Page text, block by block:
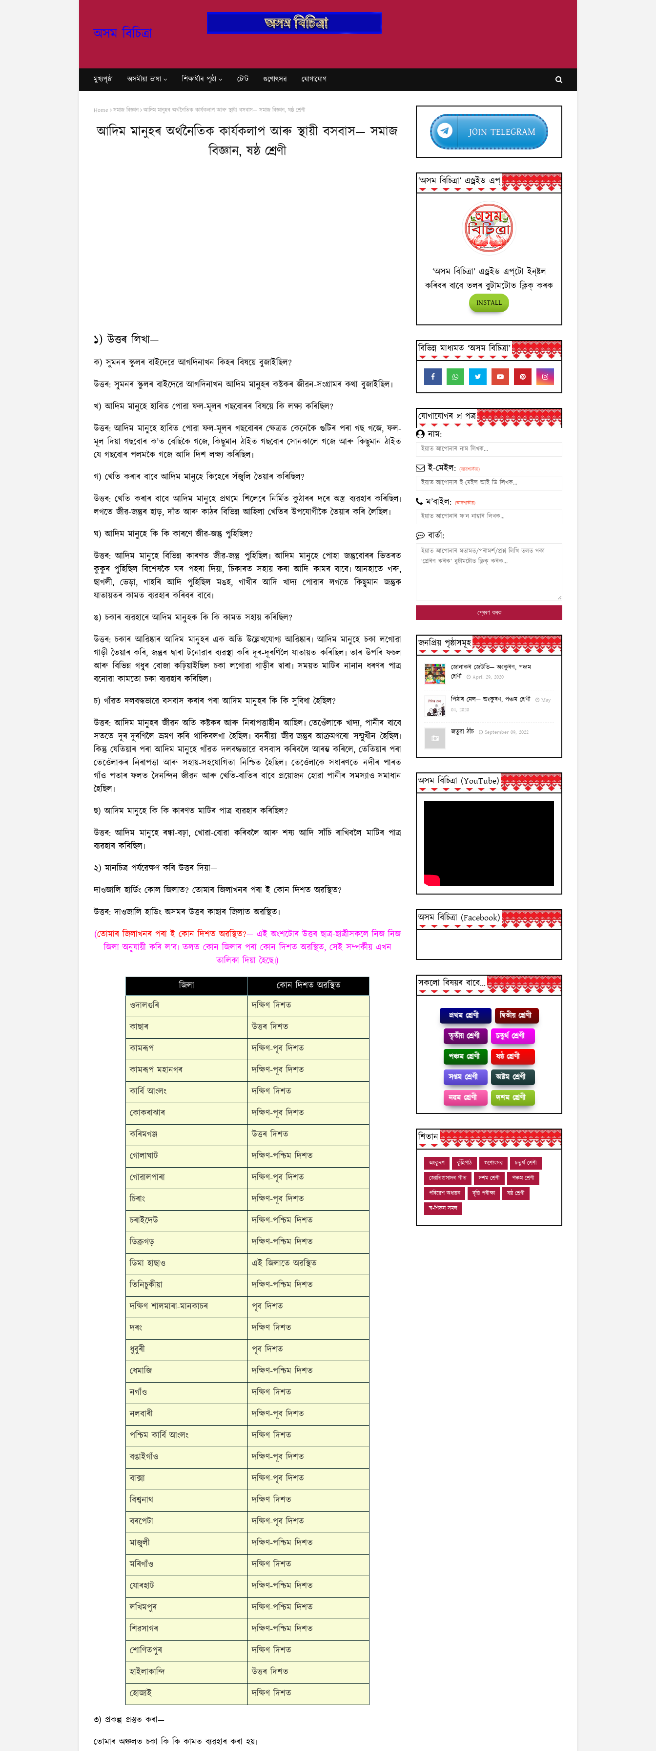
অসম বিচিত্ৰা
মুখ্যপৃষ্ঠা অসমীয়া ভাষা শি‍ক্ষাৰ্থীৰ পৃষ্ঠা টে'ট গুণোৎসৱ যোগাযোগ
Home সমাজ বিজ্ঞান আদিম মানুহৰ অৰ্থনৈতিক কাৰ্যকলাপ আৰু স্থায়ী বসবাস— সমাজ বি‍জ্ঞান, ষষ্ঠ শ্ৰেণী
আদিম মানুহৰ অৰ্থনৈতিক কাৰ্যকলাপ আৰু স্থায়ী বসবাস— সমাজ
বি‍জ্ঞান, ষষ্ঠ শ্ৰেণী
১) উত্তৰ লিখা—
ক) সুমনৰ স্কুলৰ বাইদেৱে আগদিনাখন কিহৰ বিষয়ে বুজাইছিল?
উত্তৰ: সুমনৰ স্কুলৰ বাইদেৱে আগদিনাখন আদিম মানুহৰ কষ্টকৰ জীৱন-সংগ্ৰামৰ কথা বুজাইছিল৷
খ) আদিম মানুহে হাবিত পোৱা ফল-মূলৰ গছবোৰৰ বিষয়ে কি লক্ষ্য কৰিছিল?
উত্তৰ: আদিম মানুহে হাবিত পোৱা ফল-মূলৰ গছবোৰৰ ক্ষেত্ৰত কেনেকৈ গুটিৰ পৰা গছ গজে, ফল-
মূল দি‍য়া গছবোৰ ক’ত বেছিকৈ গজে, কিছুমান ঠাইত গছবোৰ সোনকালে গজে আৰু কিছুমান ঠাইত
যে‍ গছবোৰ পলমকৈ গজে আদি দিশ লক্ষ্য কৰিছিল৷
গ) খেতি কৰাৰ বাবে আদিম মানুহে কিহেৰে সঁজুলি তৈয়াৰ কৰিছিল?
উত্তৰ: খেতি কৰাৰ বাবে আদিম মানুহে প্ৰথমে শিলেৰে নির্মিত কুঠাৰৰ দৰে অস্ত্ৰ ব্যৱহাৰ কৰিছিল৷
লগতে জীৱ-জন্তুৰ হাড়, দাঁত আৰু কাঠৰ বিভিন্ন আহিলা খেতিৰ উপযোগীকৈ তৈয়াৰ কৰি লৈ‍ছিল৷
ঘ) আদিম মানুহে কি কি কাৰণে জীৱ-জন্তু পুহিছিল?
উত্তৰ: আদিম মানুহে বিভিন্ন কাৰণত জীৱ-জন্তু পুহিছিল৷ আদিম মানুহে পোহা জন্তুবোৰৰ ভিতৰত
কুকুৰ পু্হিছিল বিশেষকৈ ঘৰ পহৰা দিয়া, চিকাৰত সহায় কৰা আদি কামৰ বাবে৷ আনহাতে গৰু,
ছাগলী, ভেড়া, গাহৰি আদি পুহিছিল মঙহ, গাখীৰ আদি খাদ্য পোৱাৰ লগতে কিছুমান জন্তুক
যাতায়তৰ কামত ব্যৱহাৰ কৰিবৰ বাবে‍৷
ঙ) চকাৰ ব্যৱহাৰে আদিম মানুহক কি কি কামত সহায় কৰিছিল?
উত্তৰ: চকাৰ আৱিষ্কাৰ আদিম মানুহৰ এক অতি উল্লেখযোগ্য আৱিষ্কাৰ৷ আদিম মানুহে চকা লগোৱা
গাড়ী তৈয়াৰ কৰি, জন্তুৰ দ্বাৰা টনোৱাৰ ব্যৱস্থা কৰি দূৰ-দূৰণিলৈ যাতায়ত কৰিছিল৷ তাৰ উপৰি ফচল
আৰু বিভিন্ন গধুৰ বোজা কঢ়িয়াইছিল চকা লগোৱা গাড়ীৰ দ্বাৰা৷ সময়ত মাটিৰ নানান ধৰণৰ পাত্ৰ
বনোৱা কামতো চকা ব্যৱহাৰ কৰিছিল৷
চ) গাঁৱত দলবদ্ধভাৱে বসবাস কৰাৰ পৰা আদিম মানুহৰ কি কি সুবিধা হৈছিল?
উত্তৰ: আদিম মানুহৰ জীৱন অতি কষ্টকৰ আৰু নিৰাপত্তাহীন আছিল৷ তেওেঁলাকে খাদ্য, পানীৰ বাবে
সততে দূৰ-দূৰণি‍লৈ ভ্ৰমণ কৰি থাকিবলগা হৈছিল৷ বনৰীয়া জীৱ-জন্তুৰ আক্ৰমণৰো সন্মুখীন হৈছিল৷
কিন্তু যেতিয়াৰ পৰা আদিম মানুহে গাঁৱত দলবদ্ধভাৱে বসবাস কৰিবলৈ আৰম্ভ কৰিলে, তেতিয়াৰ পৰা
তেওেঁলাকৰ নিৰাপত্তা আৰু সহায়-সহযোগিতা নিশ্চিত হৈছিল৷ তেওেঁলাকে সধাৰণতে নদীৰ পাৰত
গাঁও পতাৰ ফলত দৈনন্দিন জীৱন আৰু খেতি-বাতিৰ বাবে প্ৰয়োজন হোৱা পানীৰ সমস্যাও সমাধান
হৈছিল৷
ছ) আদিম মানুহে কি কি কাৰণত মাটিৰ পাত্ৰ ব্যৱহাৰ কৰিছিল?
উত্তৰ: আদিম মানুহে ৰন্ধা-বঢ়া, খোৱা-বোৱা কৰিবলৈ আৰু শষ্য আদি সাঁচি ৰাখিবলৈ মাটিৰ পাত্ৰ
ব্যৱহাৰ কৰিছিল৷
২) মানচিত্ৰ পর্যৱেক্ষণ কৰি উত্তৰ দিয়া—
দাওজালি হার্ডিং কোল জিলাত? তোমাৰ জিলাখনৰ পৰা ই কোন দিশত অৱস্থিত?
উত্তৰ: দাওজালি হাডিং অসমৰ উত্তৰ কাছাৰ জিলাত অৱস্থিত৷
(তোমাৰ জিলাখনৰ পৰা ই কোন দিশত অৱস্থিত?— এই অংশটোৰ উত্তৰ ছাত্ৰ-ছাত্ৰীসকলে নিজ নিজ
জিলা অনুযায়ী কৰি ল’ব৷ তলত কোন জিলাৰ পৰা কোন দিশত অৱস্থিত, সেই সম্পৰ্কীয় এখন
তালিকা দিয়া হৈছে৷)
জিলা
কোন দিশত অৱস্থিত
ওদালগুৰি
দক্ষিণ দিশত
কাছাৰ
উত্তৰ দিশত
কামৰূপ
দক্ষিণ-পূব দিশত
কামৰূপ মহানগৰ
দক্ষিণ-পূব দিশত
কাৰ্বি আংলং
দক্ষিণ দিশত
কোকৰাঝাৰ
দক্ষিণ-পূব দিশত
কৰিমগঞ্জ
উত্তৰ দিশত
গোলাঘাট
দক্ষিণ-পশ্চিম দিশত
গোৱালপাৰা
দক্ষিণ-পূব দিশত
চিৰাং
দক্ষিণ-পূব দিশত
চৰাইদেউ
দক্ষিণ-পশ্চিম দিশত
ডিব্ৰুগড়
দক্ষিণ-পশ্চিম দিশত
ডিমা হাছাও
এই জিলাতে অৱস্থিত
তিনিচুকীয়া
দক্ষিণ-পশ্চিম দিশত
দক্ষিণ শালমাৰা-মানকাচৰ
পূব দিশত
দৰং
দক্ষিণ দিশত
ধুবুৰী
পূব দিশত
ধেমাজি
দক্ষিণ-পশ্চিম দিশত
নগাঁও
দক্ষিণ দিশত
নলবাৰী
দক্ষিণ-পূব দিশত
পশ্চিম কাৰ্বি আংলং
দক্ষিণ দিশত
বঙাইগাঁও
দক্ষিণ-পূব দিশত
বাক্সা
দক্ষিণ-পূব দিশত
বিশ্বনাথ
দক্ষিণ দিশত
বৰপেটা
দক্ষিণ-পূব দিশত
মাজুলী
দক্ষিণ-পশ্চিম দিশত
মৰিগাঁও
দক্ষিণ দিশত
যোৰহাট
দক্ষিণ-পশ্চিম দিশত
লখিমপুৰ
দক্ষিণ-পশ্চিম দিশত
শিৱসাগৰ
দক্ষিণ-পশ্চিম দিশত
শোণিতপুৰ
দক্ষিণ দিশত
হাইলাকান্দি
উত্তৰ দিশত
হোজাই
দক্ষিণ দিশত
৩) প্ৰকল্প প্ৰস্তুত কৰা—
তোমাৰ অঞ্চলত চকা কি কি কামত ব্যৱহাৰ কৰা হয়৷
JOIN TELEGRAM
‘অসম বিচিত্ৰা’ এণ্ড্ৰইড এপ্
‘অসম বিচিত্ৰা’ এণ্ড্ৰইড এপ্‌টো ইন্‌ষ্টল
কৰিবৰ বাবে তলৰ বুটামটোত ক্লিক্ কৰক
INSTALL
বিভিন্ন মাধ্যমত ‘অসম বিচিত্ৰা’
যোগাযোগৰ প্ৰ-পত্ৰ
নাম:
ই-মেইল: (আৱশ্যকীয়)
ম’বাইল: (আৱশ্যকীয়)
বাৰ্তা:
জনপ্ৰিয় পৃষ্ঠাসমূহ
জোনাকৰ জেউতি— অংকুৰণ, পঞ্চম
শ্ৰেণী
April 29, 2020
পিঠাৰ মেল— অংকুৰণ, পঞ্চম শ্ৰেণী
May
04, 2020
জতুৱা ঠাঁচ September 09, 2022
অসম বিচিত্ৰা (YouTube)
অসম বিচিত্ৰা (Facebook)
সকলো বিষয়ৰ বাবে...
প্রথম শ্ৰেণী
দ্বিতীয় শ্ৰেণী
তৃতীয় শ্ৰেণী
চতুৰ্থ শ্ৰেণী
পঞ্চম শ্ৰেণী
ষষ্ঠ শ্ৰেণী
সপ্তম শ্ৰেণী
অষ্টম শ্ৰেণী
নৱম শ্ৰেণী
দশম শ্ৰেণী
শিতান
অংকুৰণ কুঁহিপাঠ গুণোৎসৱ
চতুৰ্থ শ্ৰেণী
জ্যোতিপ্ৰসাদৰ গীত
দশম শ্ৰেণী
পঞ্চম শ্ৰেণী
পৰিৱেশ অধ্যয়ন
বৃত্তি পৰীক্ষা
ষষ্ঠ শ্ৰেণী
স্ব-শিকন সমল